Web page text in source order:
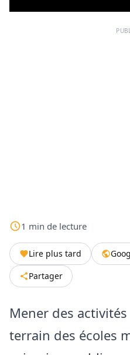
1 min de lecture
Lire plus tard
Partager
Mener des
terrain des écoles